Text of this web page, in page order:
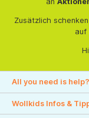
Zusätzlich
auf
All you need is help?
Wollkids Infos &